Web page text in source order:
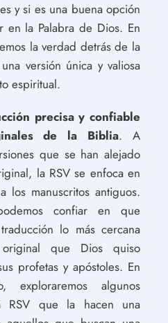
y si es una buena opción
en la Palabra de Dios. En
la verdad detrás de la
versión única y valiosa
espiritual.
precisa y confiable
de la Biblia. A
que se han alejado
la RSV se enfoca en
los manuscritos antiguos.
confiar en que
lo más cercana
que Dios quiso
profetas y apóstoles. En
exploraremos algunos
RSV que la hacen una